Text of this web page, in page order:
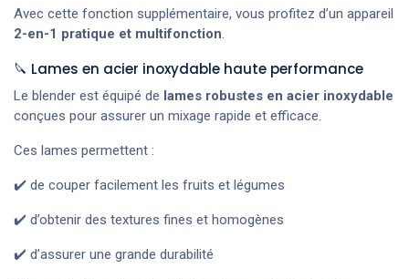
Avec cette fonction supplémentaire, vous profitez d’un appareil
2-en-1 pratique et multifonction.
🔪 Lames en acier inoxydable haute performance
Le blender est équipé de lames robustes en acier inoxydable
conçues pour assurer un mixage rapide et efficace.
Ces lames permettent :
✔️ de couper facilement les fruits et légumes
✔️ d’obtenir des textures fines et homogènes
✔️ d’assurer une grande durabilité